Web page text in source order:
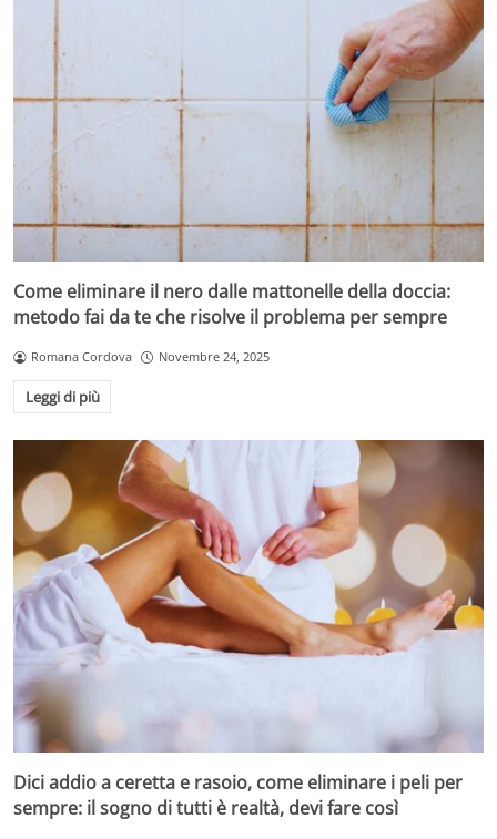
L’esperta, oggi 51enne, ha scoperto un trucco molto
semplice: utilizzare il calore di un asciugacapelli insieme
a uno spray tessile specifico. Applicandoil calore
direttamente sui cuscini mentre si nebulizza lo spray
, si favorisce l’evaporazione dell’umidità
responsabile dell’odore, mentre il prodotto agisce per
eliminare i residui maleodoranti.
Come eliminare i cattivi odori dai cuscini con l’asciugacapelli –
velaincampania.it
Lucía ha svelato la suaricetta casalingaper realizzare
uno spray efficacie e naturale, ideale non solo per
cuscini, ma anche per divani, poltrone e tende. Gli
ingredienti necessari sono facilmente reperibili e
costituiscono una soluzione sostenibile rispetto ai
prodotti commerciali:
½ tazza d’acqua
½ tazza di alcool a 96°
Mezzo tappo di ammorbidente per tessuti
Come eliminare il nero dalle mattonelle della doccia:
metodo fai da te che risolve il problema per sempre
Romana Cordova Novembre 24, 2025
Leggi di più
Dici addio a ceretta e rasoio, come eliminare i peli per
sempre: il sogno di tutti è realtà, devi fare così